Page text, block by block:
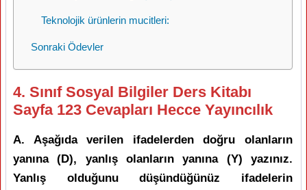
Teknolojik ürünlerin mucitleri:
Sonraki Ödevler
4. Sınıf Sosyal Bilgiler Ders Kitabı
Sayfa 123 Cevapları Hecce Yayıncılık
A. Aşağıda verilen ifadelerden doğru olanların
yanına (D), yanlış olanların yanına (Y) yazınız.
Yanlış olduğunu düşündüğünüz ifadelerin